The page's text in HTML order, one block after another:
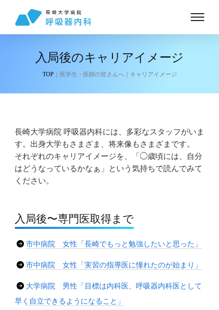
入局後のキャリアイメージ
TOP｜医学生・医師の皆さんへ｜キャリアイメージ
長崎大学病院 呼吸器内科には、多彩なスタッフがいま
す。出身大学もさまざま、将来像もさまざまです。
それぞれのキャリアイメージを、「◯歳頃には、自分
はどうなっているかなぁ」という気持ちで読んでみて
ください。
入局後〜専門医取得まで
市中病院 女性「長崎でもっと勉強したいと思った」
市中病院 女性「実習の指導医に憧れたのが始まり」
大学病院 男性「目標は内科医、呼吸器内科医として
早く自立できるようになること」